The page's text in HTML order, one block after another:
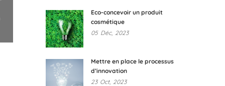
Eco-concevoir un produit
cosmétique
05 Déc, 2023
Mettre en place le processus
d’innovation
23 Oct, 2023